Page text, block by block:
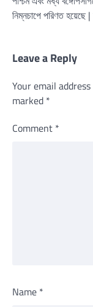
নিম্নচাপে পরিণত হয়েছে
Leave a Reply
Your email
marked *
Comment *
Name *